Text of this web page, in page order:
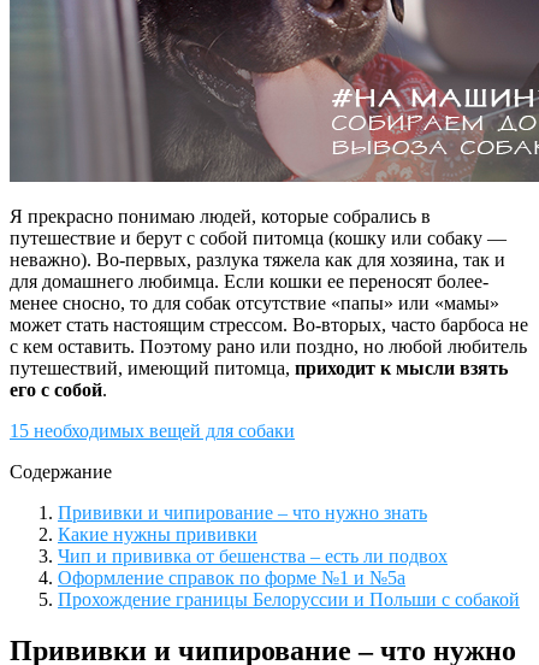
Я прекрасно понимаю людей, которые собрались в
путешествие и берут с собой питомца (кошку или собаку —
неважно). Во-первых, разлука тяжела как для хозяина, так и
для домашнего любимца. Если кошки ее переносят более-
менее сносно, то для собак отсутствие «папы» или «мамы»
может стать настоящим стрессом. Во-вторых, часто барбоса не
с кем оставить. Поэтому рано или поздно, но любой любитель
путешествий, имеющий питомца, приходит к мысли взять
его с собой.
15 необходимых вещей для собаки
Содержание
Прививки и чипирование – что нужно знать
Какие нужны прививки
Чип и прививка от бешенства – есть ли подвох
Оформление справок по форме №1 и №5а
Прохождение границы Белоруссии и Польши с собакой
Прививки и чипирование – что нужно